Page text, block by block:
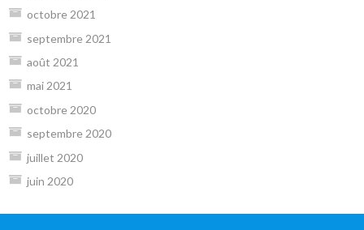
octobre 2021
septembre 2021
août 2021
mai 2021
octobre 2020
septembre 2020
juillet 2020
juin 2020